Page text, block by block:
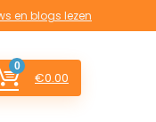
en blogs lezen
0
€0.00